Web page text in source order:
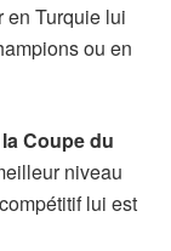
en Turquie lui
ou en
Coupe du
niveau
lui est